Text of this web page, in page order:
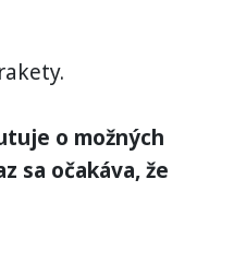
o možných
sa očakáva, že